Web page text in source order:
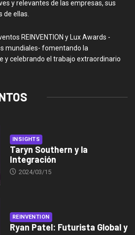
y relevantes de las empresas, sus
ellas.
REINVENTION y Lux Awards -
mundiales- fomentando la
y celebrando el trabajo extraordinario
INSIGHTS
Taryn Southern y la
Integración
2024/03/15
REINVENTION
Ryan Patel: Futurista Global y